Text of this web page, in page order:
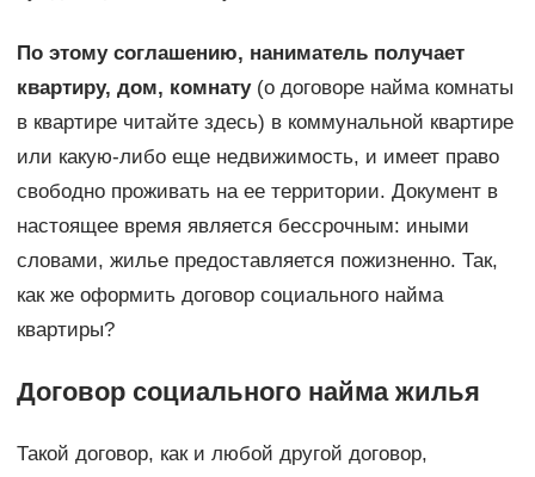
По этому соглашению, наниматель получает
квартиру, дом, комнату(о договоре найма комнаты
в квартире читайте здесь) в коммунальной квартире
или какую-либо еще недвижимость, и имеет право
свободно проживать на ее территории. Документ в
настоящее время является бессрочным: иными
словами, жилье предоставляется пожизненно. Так,
как же оформить договор социального найма
квартиры?
Договор социального найма жилья
Такой договор, как и любой другой договор,